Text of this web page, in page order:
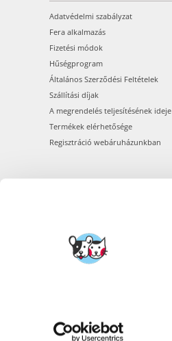
Adatvédelmi szabályzat
Fera alkalmazás
Fizetési módok
Hűségprogram
Általános Szerződési Feltételek
Szállítási díjak
A megrendelés teljesítésének ideje
Termékek elérhetősége
Regisztráció webáruházunkban